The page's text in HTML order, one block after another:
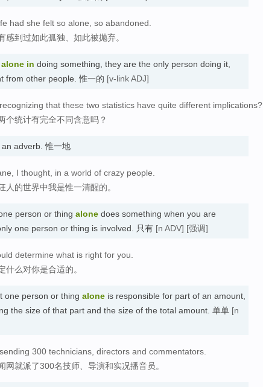
had she felt so alone, so abandoned.
感到过如此孤独、如此被抛弃。
alone in doing something, they are the only person doing it,
from other people. 惟一的 [v-link ADJ]
that these two statistics have quite different implications?
个统计有完全不同含意吗？
an adverb. 惟一地
I thought, in a world of crazy people.
人的世界中我是惟一清醒的。
person or thing alone does something when you are
one person or thing is involved. 只有 [n ADV] [强调]
determine what is right for you.
什么对你是合适的。
one person or thing alone is responsible for part of an amount,
the size of that part and the size of the total amount. 单单 [n
300 technicians, directors and commentators.
网就派了300名技师、导演和实况播音员。